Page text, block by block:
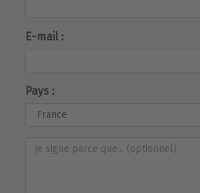
E-mail :
Pays :